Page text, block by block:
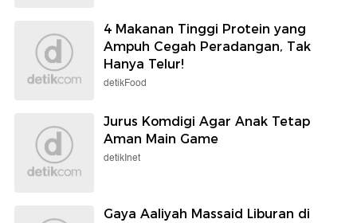
4 Makanan Tinggi Protein yang
Ampuh Cegah Peradangan, Tak
Hanya Telur!
detikFood
Jurus Komdigi Agar Anak Tetap
Aman Main Game
detikInet
Gaya Aaliyah Massaid Liburan di